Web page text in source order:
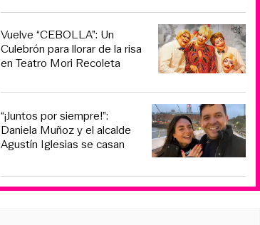
Vuelve “CEBOLLA”: Un
Culebrón para llorar de la risa
en Teatro Mori Recoleta
“¡Juntos por siempre!”:
Daniela Muñoz y el alcalde
Agustín Iglesias se casan